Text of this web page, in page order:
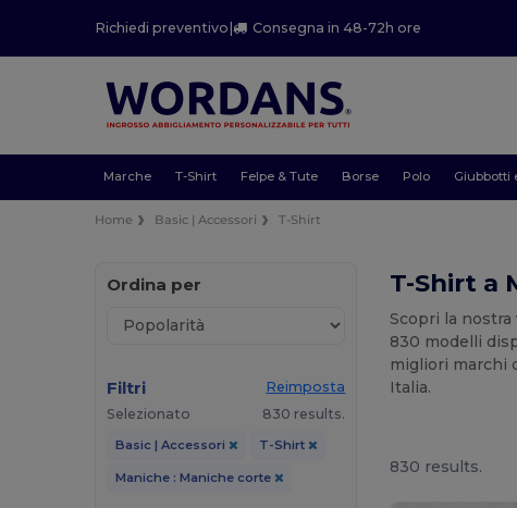
Richiedi preventivo | Consegna in 48-72h ore
Marche T-Shirt Felpe & Tute Borse Polo Giubbotti
Home Basic | Accessori T-Shirt
Ordina per
Filtri
Reimposta
Selezionato
830 results.
Basic | Accessori T-Shirt
Maniche : Maniche corte
T-Shirt a
Scopri la nostra
830 modelli
migliori marchi
Italia.
830 results.